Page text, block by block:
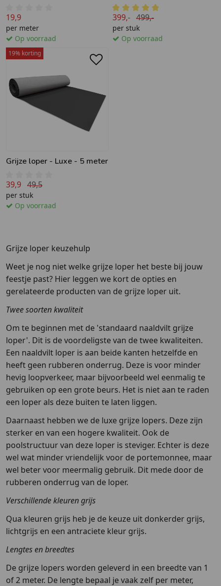
19,9
per meter
Op voorraad
399,- 499,-
per stuk
Op voorraad
19% korting
Grijze loper - Luxe - 5 meter
39,9 49,5
per stuk
Op voorraad
Grijze loper keuzehulp
Weet je nog niet welke grijze loper het beste bij jouw
feestje past? Hier leggen we kort de opties en
gerelateerde producten van de grijze loper uit.
Twee soorten kwaliteit
Om te beginnen met de 'standaard naaldvilt grijze
loper'. Dit is de voordeligste van de twee kwaliteiten.
Een naaldvilt loper is aan beide kanten hetzelfde en
heeft geen rubberen onderrug. Deze is voor minder
hevig loopverkeer, maar bijvoorbeeld wel eenmalig te
gebruiken op een grote beurs. Het is niet aan te raden
een loper als deze buiten te laten liggen.
Daarnaast hebben we de luxe grijze lopers. Deze zijn
sterker en van een hogere kwaliteit. Ook de
poolstructuur van deze loper is steviger. Echter is deze
wel wat minder vriendelijk voor de portemonnee, maar
wel beter voor meermalig gebruik. Dit mede door de
rubberen onderrug van de loper.
Verschillende kleuren grijs
Qua kleuren grijs heb je de keuze uit donkerder grijs,
lichtgrijs en een antraciete kleur grijs.
Lengtes en breedtes
De grijze lopers worden geleverd in een breedte van 1
of 2 meter. De lengte bepaal je vaak zelf per meter,